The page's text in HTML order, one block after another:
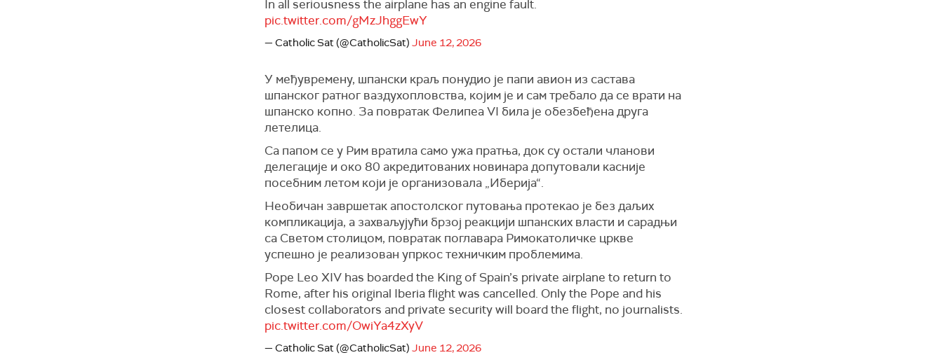
In all seriousness the airplane has an engine fault.
pic.twitter.com/gMzJhggEwY
— Catholic Sat (@CatholicSat) June 12, 2026
У међувремену, шпански краљ понудио је папи авион из састава
шпанског ратног ваздухопловства, којим је и сам требало да се врати на
шпанско копно. За повратак Фелипеа VI била је обезбеђена друга
летелица.
Са папом се у Рим вратила само ужа пратња, док су остали чланови
делегације и око 80 акредитованих новинара допутовали касније
посебним летом који је организовала „Иберија“.
Необичан завршетак апостолског путовања протекао је без даљих
компликација, а захваљујући брзој реакцији шпанских власти и сарадњи
са Светом столицом, повратак поглавара Римокатоличке цркве
успешно је реализован упркос техничким проблемима.
Pope Leo XIV has boarded the King of Spain’s private airplane to return to
Rome, after his original Iberia flight was cancelled. Only the Pope and his
closest collaborators and private security will board the flight, no journalists.
pic.twitter.com/OwiYa4zXyV
— Catholic Sat (@CatholicSat) June 12, 2026